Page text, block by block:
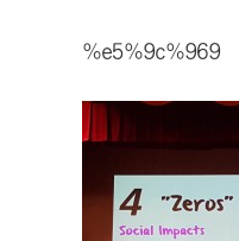
%e5%9c%969